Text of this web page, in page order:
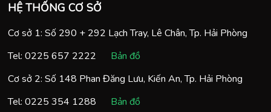
HỆ THỐNG CƠ SỞ
Cơ sở 1: Số 290 + 292 Lạch Tray, Lê Chân, Tp. Hải Phòng
Tel: 0225 657 2222
Bản đồ
Cơ sở 2: Số 148 Phan Đăng Lưu, Kiến An, Tp. Hải Phòng
Tel: 0225 354 1288
Bản đồ